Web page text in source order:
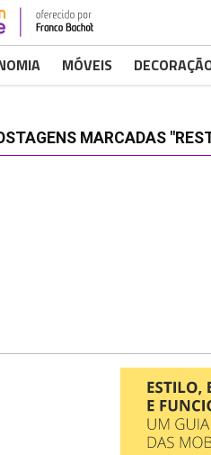
MÓVEIS
MARCADAS